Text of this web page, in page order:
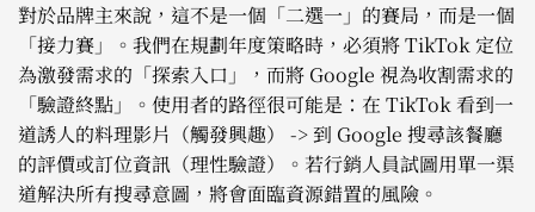
對於品牌主來說，這不是一個「二選一」的賽局，而是一個
「接力賽」。我們在規劃年度策略時，必須將 TikTok 定位
為激發需求的「探索入口」，而將 Google 視為收割需求的
「驗證終點」。使用者的路徑很可能是：在 TikTok 看到一
道誘人的料理影片（觸發興趣） -> 到 Google 搜尋該餐廳
的評價或訂位資訊（理性驗證）。若行銷人員試圖用單一渠
道解決所有搜尋意圖，將會面臨資源錯置的風險。